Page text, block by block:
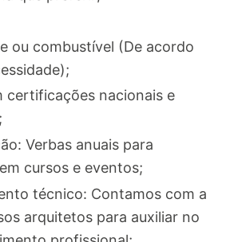
ou combustível (De acordo
certificações nacionais e
Verbas anuais para
cursos e eventos;
técnico: Contamos com a
arquitetos para auxiliar no